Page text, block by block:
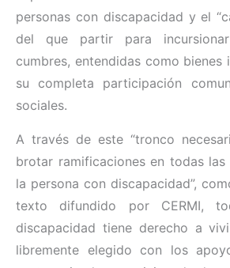
personas con discapacidad y el
del que partir para
cumbres, entendidas como bienes
su completa participación
sociales.
A través de este “tronco
brotar ramificaciones en todas
la persona con discapacidad”,
texto difundido por CERMI,
discapacidad tiene derecho a
libremente elegido con los